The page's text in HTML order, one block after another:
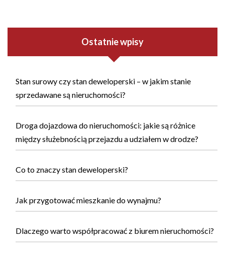
Ostatnie wpisy
Stan surowy czy stan deweloperski – w jakim stanie
sprzedawane są nieruchomości?
Droga dojazdowa do nieruchomości: jakie są różnice
między służebnością przejazdu a udziałem w drodze?
Co to znaczy stan deweloperski?
Jak przygotować mieszkanie do wynajmu?
Dlaczego warto współpracować z biurem nieruchomości?